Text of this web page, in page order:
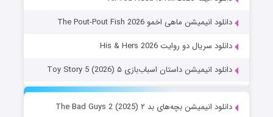
دانلود انیمیشن ماهی اخمو The Pout-Pout Fish 2026
دانلود سریال دو روایت His & Hers 2026
دانلود انیمیشن داستان اسباب‌بازی ۵ Toy Story 5 (2026)
دانلود انیمیشن بچه‌های بد ۲ The Bad Guys 2 (2025)